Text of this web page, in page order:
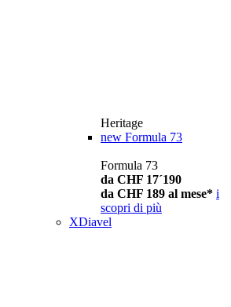
Heritage
new Formula 73
Formula 73
da CHF 17´190
da CHF 189 al mese* i
scopri di più
XDiavel